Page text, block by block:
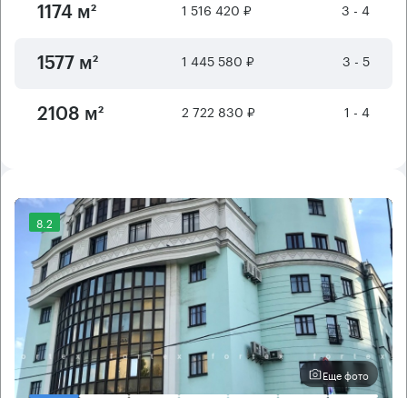
1174 м² 1 516 420 ₽ 3 - 4
1577 м² 1 445 580 ₽ 3 - 5
2108 м² 2 722 830 ₽ 1 - 4
8.2
Еще фото